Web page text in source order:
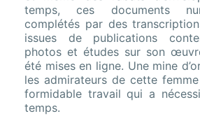
temps, ces documents
complétés par des
issues de publications
photos et études sur son
été mises en ligne. Une mine
les admirateurs de cette
formidable travail qui a
temps.